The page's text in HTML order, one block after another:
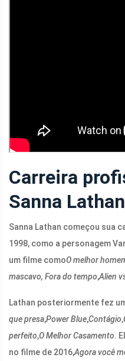
Carreira
Sanna Lathan
Sanna Lathan começou sua
1998, como a personagem
um filme comoO melhor
mascavo, Fora do tempo,Alien
Lathan posteriormente fez
que presa,Power Blue,Contágio,
perfeito,O Melhor Casamento.
no filme de 2016,Agora você